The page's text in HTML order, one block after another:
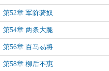
第52章 军阶骑奴
第54章 两条大腿
第56章 百马易将
第58章 柳后不惠